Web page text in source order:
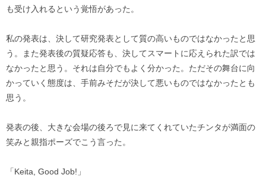
も受け入れるという覚悟があった。
私の発表は、決して研究発表として質の高いものではなかったと思
う。また発表後の質疑応答も、決してスマートに応えられた訳では
なかったと思う。それは自分でもよく分かった。ただその舞台に向
かっていく態度は、手前みそだが決して悪いものではなかったとも
思う。
発表の後、大きな会場の後ろで見に来てくれていたチンタが満面の
笑みと親指ポーズでこう言った。
「Keita, Good Job!」